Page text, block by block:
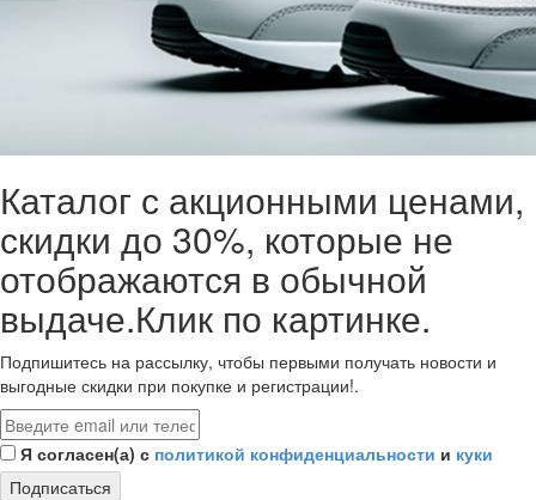
Каталог с акционными ценами,
скидки до 30%, которые не
отображаются в обычной
выдаче.Клик по картинке.
Подпишитесь на рассылку, чтобы первыми получать новости и
выгодные скидки при покупке и регистрации!.
Я согласен(а) с политикой конфиденциальности и куки
Подписаться